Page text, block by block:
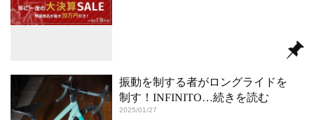
振動を制する者がロングライドを
制す！INFINITO…続きを読む
2025/01/27